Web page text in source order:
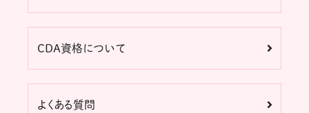
CDA資格について
よくある質問